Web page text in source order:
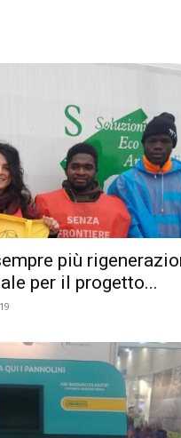
più
per il progetto...